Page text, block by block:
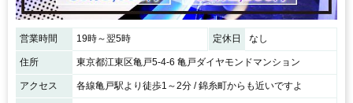
営業時間 19時～翌5時 定休日 なし
住所 東京都江東区亀戸5-4-6 亀戸ダイヤモンドマンション
アクセス 各線亀戸駅より徒歩1～2分 / 錦糸町からも近いですよ